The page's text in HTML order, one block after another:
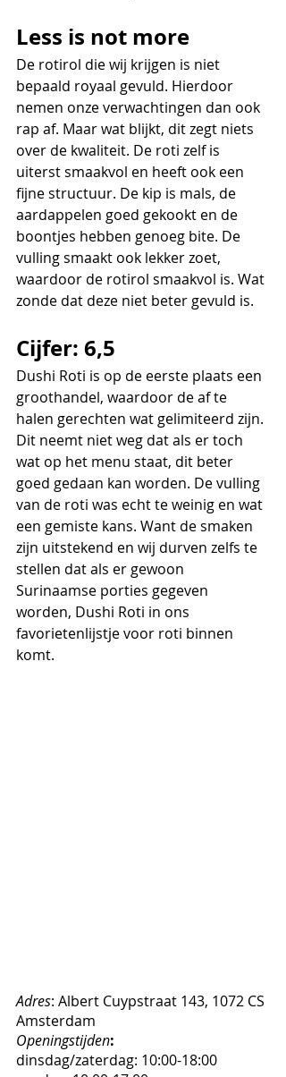
Less is not more
De rotirol die wij krijgen is niet
bepaald royaal gevuld. Hierdoor
nemen onze verwachtingen dan ook
rap af. Maar wat blijkt, dit zegt niets
over de kwaliteit. De roti zelf is
uiterst smaakvol en heeft ook een
fijne structuur. De kip is mals, de
aardappelen goed gekookt en de
boontjes hebben genoeg bite. De
vulling smaakt ook lekker zoet,
waardoor de rotirol smaakvol is. Wat
zonde dat deze niet beter gevuld is.
Cijfer: 6,5
Dushi Roti is op de eerste plaats een
groothandel, waardoor de af te
halen gerechten wat gelimiteerd zijn.
Dit neemt niet weg dat als er toch
wat op het menu staat, dit beter
goed gedaan kan worden. De vulling
van de roti was echt te weinig en wat
een gemiste kans. Want de smaken
zijn uitstekend en wij durven zelfs te
stellen dat als er gewoon
Surinaamse porties gegeven
worden, Dushi Roti in ons
favorietenlijstje voor roti binnen
komt.
Adres: Albert Cuypstraat 143, 1072 CS
Amsterdam
Openingstijden:
dinsdag/zaterdag: 10:00-18:00